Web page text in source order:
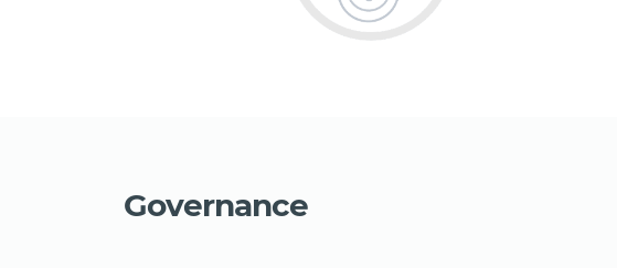
Governance